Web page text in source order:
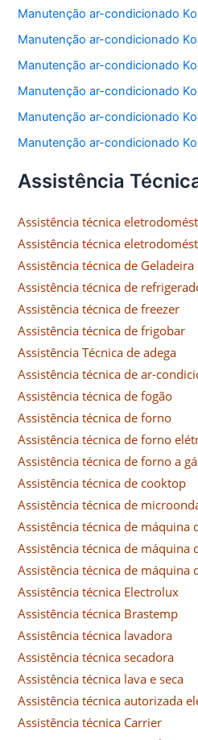
Manutenção ar-condicionado
Manutenção ar-condicionado
Manutenção ar-condicionado
Manutenção ar-condicionado
Manutenção ar-condicionado
Manutenção ar-condicionado
Assistência
Assistência técnica
Assistência técnica
Assistência técnica de Geladeira
Assistência técnica de
Assistência técnica de freezer
Assistência técnica de frigobar
Assistência Técnica de adega
Assistência técnica de ar-
Assistência técnica de fogão
Assistência técnica de forno
Assistência técnica de forno
Assistência técnica de forno a
Assistência técnica de cooktop
Assistência técnica de
Assistência técnica de máquina
Assistência técnica de máquina
Assistência técnica de máquina
Assistência técnica Electrolux
Assistência técnica Brastemp
Assistência técnica lavadora
Assistência técnica secadora
Assistência técnica lava e seca
Assistência técnica autorizada
Assistência técnica Carrier